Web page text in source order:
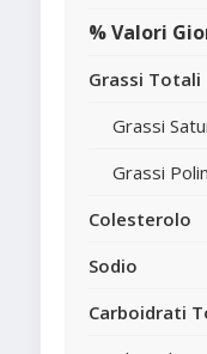
% Valori
Grassi Totali
Grassi
Grassi
Colesterolo
Sodio
Carboidrati